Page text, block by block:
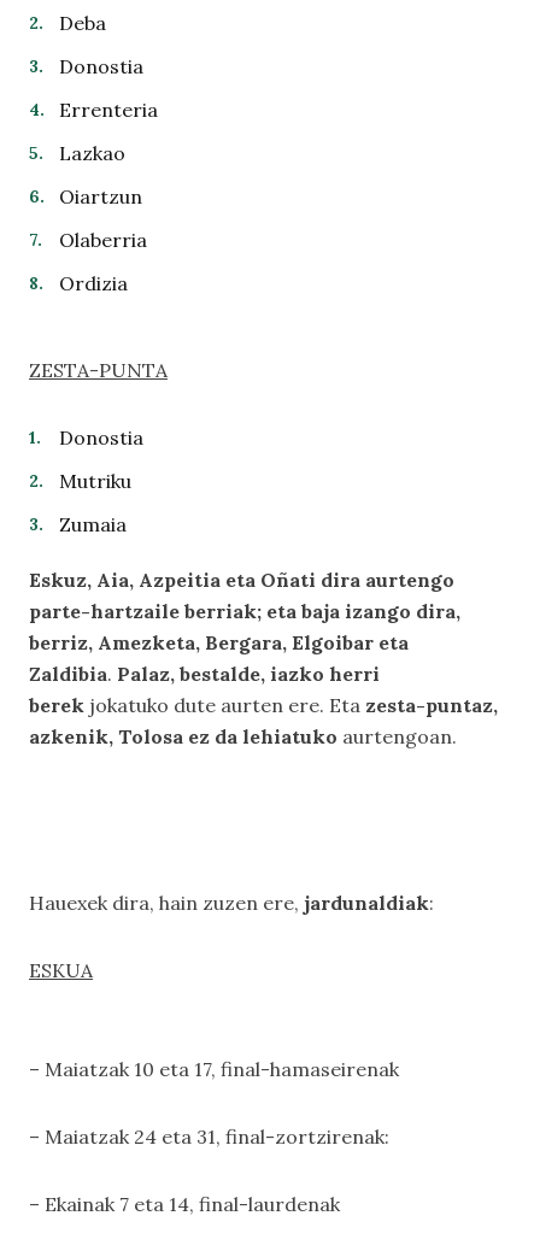
Deba
Donostia
Errenteria
Lazkao
Oiartzun
Olaberria
Ordizia
ZESTA-PUNTA
Donostia
Mutriku
Zumaia
Eskuz, Aia, Azpeitia eta Oñati dira aurtengo
parte-hartzaile berriak; eta baja izango dira,
berriz, Amezketa, Bergara, Elgoibar eta
Zaldibia. Palaz, bestalde, iazko herri
berek jokatuko dute aurten ere. Eta zesta-puntaz,
azkenik, Tolosa ez da lehiatuko aurtengoan.
Hauexek dira, hain zuzen ere, jardunaldiak:
ESKUA
– Maiatzak 10 eta 17, final-hamaseirenak
– Maiatzak 24 eta 31, final-zortzirenak:
– Ekainak 7 eta 14, final-laurdenak